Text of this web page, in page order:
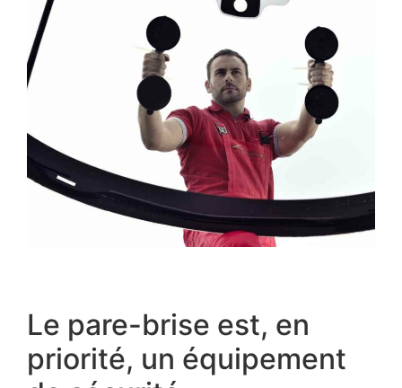
Le pare-brise est, en
priorité, un équipement